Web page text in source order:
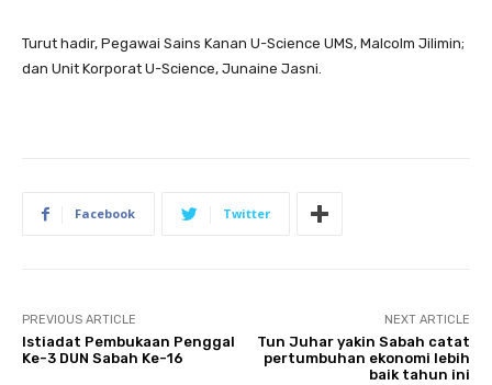
Turut hadir, Pegawai Sains Kanan U-Science UMS, Malcolm Jilimin;
dan Unit Korporat U-Science, Junaine Jasni.
Facebook Twitter
PREVIOUS ARTICLE
Istiadat Pembukaan Penggal
Ke-3 DUN Sabah Ke-16
NEXT ARTICLE
Tun Juhar yakin Sabah catat
pertumbuhan ekonomi lebih
baik tahun ini